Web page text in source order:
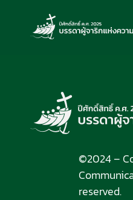
©2024 –
reserved.